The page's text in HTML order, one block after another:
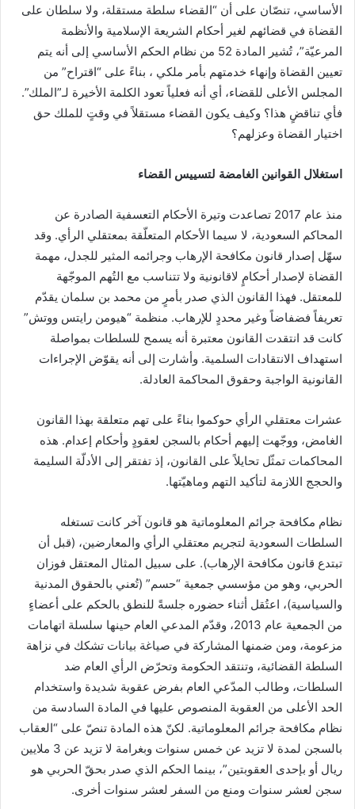
الأساسي، تنصّان على أن “القضاء سلطة مستقلة، ولا سلطان على
القضاة في قضائهم لغير أحكام الشريعة الإسلامية والأنظمة
المرعيّة”، تُشير المادة 52 من نظام الحكم الأساسي إلى أنه يتم
تعيين القضاة وإنهاء خدمتهم بأمر ملكي ، بناءً على “اقتراح” من
المجلس الأعلى للقضاء، أي أنه فعلياً تعود الكلمة الأخيرة لـ”الملك”.
فأي تناقضٍ هذا؟ وكيف يكون القضاء مستقلاً في وقتٍ للملك حق
اختيار القضاة وعزلهم؟
استغلال القوانين الغامضة لتسييس القضاء
منذ عام 2017 تصاعدت وتيرة الأحكام التعسفية الصادرة عن
المحاكم السعودية، لا سيما الأحكام المتعلّقة بمعتقلي الرأي. وقد
سهّل إصدار قانون مكافحة الإرهاب وجرائمه المثير للجدل، مهمة
القضاة لإصدار أحكامٍ لاقانونية ولا تتناسب مع التُهم الموجّهة
للمعتقل. فهذا القانون الذي صدر بأمرٍ من محمد بن سلمان يقدّم
تعريفاً فضفاضاً وغير محددٍ للإرهاب. منظمة “هيومن رايتس ووتش”
كانت قد انتقدت القانون معتبرة أنه يسمح للسلطات بمواصلة
استهداف الانتقادات السلمية. وأشارت إلى أنه يقوّض الإجراءات
القانونية الواجبة وحقوق المحاكمة العادلة.
عشرات معتقلي الرأي حوكموا بناءً على تهم متعلقة بهذا القانون
الغامض، ووجّهت إليهم أحكام بالسجن لعقودٍ وأحكام إعدام. هذه
المحاكمات تمثّل تحايلاً على القانون، إذ تفتقر إلى الأدلّة السليمة
والحجج اللازمة لتأكيد التهم وماهيّتها.
نظام مكافحة جرائم المعلوماتية هو قانون آخر كانت تستغله
السلطات السعودية لتجريم معتقلي الرأي والمعارضين، (قبل أن
تبتدع قانون مكافحة الإرهاب). على سبيل المثال المعتقل فوزان
الحربي، وهو من مؤسسي جمعية “حسم” (تُعني بالحقوق المدنية
والسياسية)، اعتُقل أثناء حضوره جلسةً للنطق بالحكم على أعضاءٍ
من الجمعية عام 2013، وقدّم المدعي العام حينها سلسلة اتهامات
مزعومة، ومن ضمنها المشاركة في صياغة بيانات تشكك في نزاهة
السلطة القضائية، وتنتقد الحكومة وتحرّض الرأي العام ضد
السلطات، وطالب المدّعي العام بفرض عقوبة شديدة واستخدام
الحد الأعلى من العقوبة المنصوص عليها في المادة السادسة من
نظام مكافحة جرائم المعلوماتية. لكنّ هذه المادة تنصّ على “العقاب
بالسجن لمدة لا تزيد عن خمس سنوات وبغرامة لا تزيد عن 3 ملايين
ريال أو بإحدى العقوبتين”، بينما الحكم الذي صدر بحقّ الحربي هو
سجن لعشر سنوات ومنع من السفر لعشر سنوات أخرى.